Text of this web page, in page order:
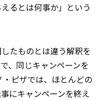
るとは何事か」という
たものとは違う解釈を
、同じキャンペーンを
ピザでは、ほとんどの
にキャンペーンを終え